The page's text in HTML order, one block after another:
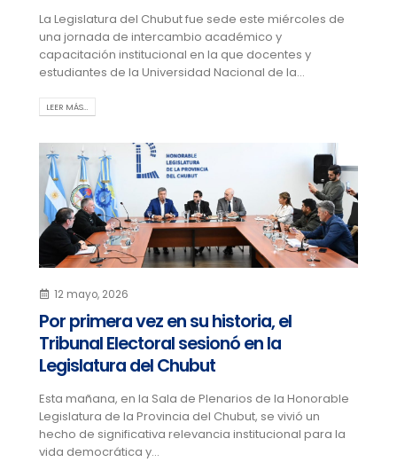
La Legislatura del Chubut fue sede este miércoles de
una jornada de intercambio académico y
capacitación institucional en la que docentes y
estudiantes de la Universidad Nacional de la...
LEER MÁS…
12 mayo, 2026
Por primera vez en su historia, el
Tribunal Electoral sesionó en la
Legislatura del Chubut
Esta mañana, en la Sala de Plenarios de la Honorable
Legislatura de la Provincia del Chubut, se vivió un
hecho de significativa relevancia institucional para la
vida democrática y...